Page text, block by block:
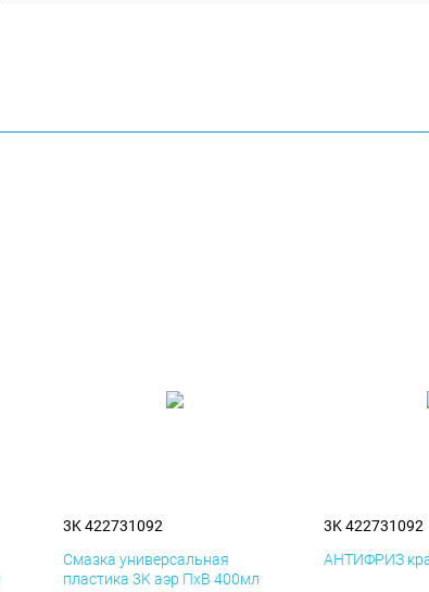
3K 422731092
Смазка универсальная
пластика 3K аэр ПхВ 400мл
3K 422731092
АНТИФРИЗ